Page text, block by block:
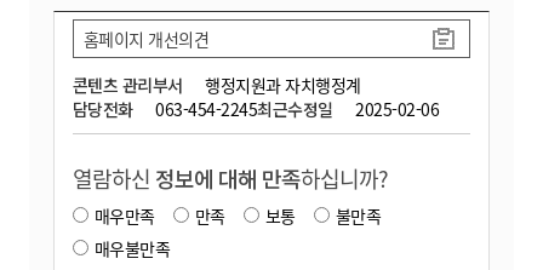
콘텐츠 관리부서
행정지원과 자치행정계
담당전화
063-454-2245최근수정일 2025-02-06
홈페이지 개선의견
열람하신 정보에 대해 만족하십니까?
매우만족 만족 보통
불만족
매우불만족